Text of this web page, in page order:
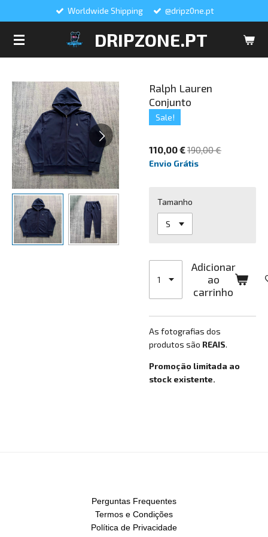
DRIPZONE.PT
Worldwide Shipping @dripz0ne.pt
Ralph Lauren
Conjunto
Sale!
110,00 €190,00 €
Envio Grátis
Tamanho
Adicionar
ao
carrinho
As fotografias dos
produtos são REAIS.
Promoção limitada ao
stock existente.
Perguntas Frequentes
Termos e Condições
Política de Privacidade